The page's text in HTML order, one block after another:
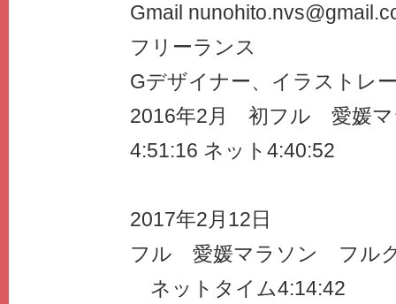
Gmail
フリーランス
Gデザイナー、イラストレ
2016年2月 初フル 愛媛
4:51:16 ネット4:40:52
2017年2月12日
フル 愛媛マラソン フル
ネットタイム4:14:42